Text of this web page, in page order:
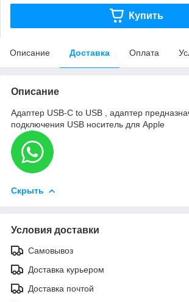
Купить
Описание Доставка Оплата
Описание
Адаптер USB-C to USB , адаптер
подключения USB носитель для Apple
Скрыть
Условия доставки
Самовывоз
Доставка курьером
Доставка почтой